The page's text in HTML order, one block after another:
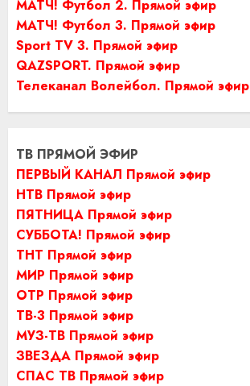
МАТЧ! Футбол 2. Прямой эфир
МАТЧ! Футбол 3. Прямой эфир
Sport TV 3. Прямой эфир
QAZSPORT. Прямой эфир
Телеканал Волейбол. Прямой эфир
ТВ ПРЯМОЙ ЭФИР
ПЕРВЫЙ КАНАЛ Прямой эфир
НТВ Прямой эфир
ПЯТНИЦА Прямой эфир
СУББОТА! Прямой эфир
ТНТ Прямой эфир
МИР Прямой эфир
ОТР Прямой эфир
ТВ-3 Прямой эфир
МУЗ-ТВ Прямой эфир
ЗВЕЗДА Прямой эфир
СПАС ТВ Прямой эфир